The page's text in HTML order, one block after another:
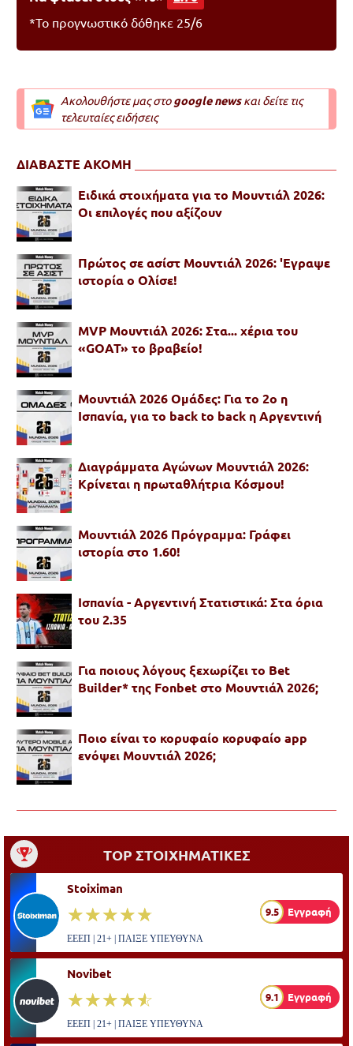
*Το προγνωστικό δόθηκε 25/6
Ακολουθήστε μας στοgoogle newsκαι δείτε τις
τελευταίες ειδήσεις
ΔΙΑΒΑΣΤΕ ΑΚΟΜΗ
Ειδικά στοιχήματα για το Μουντιάλ 2026:
Οι επιλογές που αξίζουν
Πρώτος σε ασίστ Μουντιάλ 2026: 'Εγραψε
ιστορία ο Ολίσε!
MVP Μουντιάλ 2026: Στα... χέρια του
«GOAT» το βραβείο!
Μουντιάλ 2026 Ομάδες: Για το 2ο η
Ισπανία, για το back to back η Αργεντινή
Διαγράμματα Αγώνων Μουντιάλ 2026:
Κρίνεται η πρωταθλήτρια Κόσμου!
Μουντιάλ 2026 Πρόγραμμα: Γράφει
ιστορία στο 1.60!
Ισπανία - Αργεντινή Στατιστικά: Στα όρια
του 2.35
Για ποιους λόγους ξεχωρίζει το Bet
Builder* της Fonbet στο Μουντιάλ 2026;
Ποιο είναι το κορυφαίο κορυφαίο app
ενόψει Μουντιάλ 2026;
TOP ΣΤΟΙΧΗΜΑΤΙΚΕΣ
Stoiximan
☆☆☆☆☆
★★★★★ 9.5 Εγγραφή
ΕΕΕΠ | 21+ | ΠΑΙΞΕ ΥΠΕΥΘΥΝΑ
Novibet
☆☆☆☆☆
★★★★★ 9.1 Εγγραφή
ΕΕΕΠ | 21+ | ΠΑΙΞΕ ΥΠΕΥΘΥΝΑ